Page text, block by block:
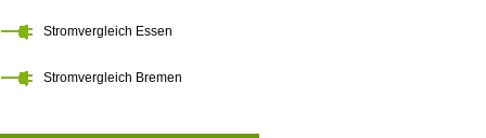
Stromvergleich Essen
Stromvergleich Bremen